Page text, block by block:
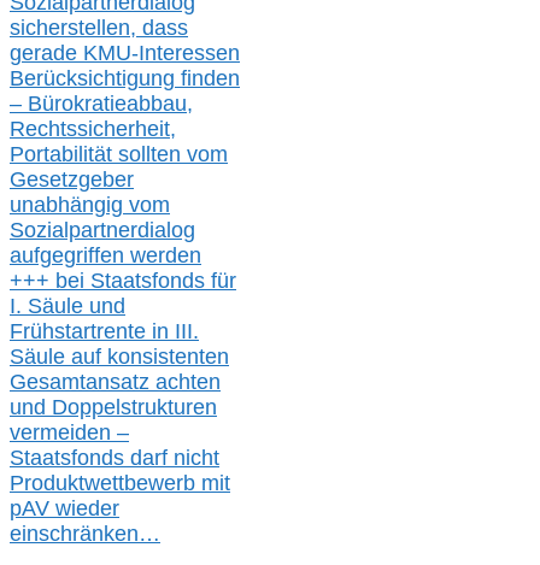
sicherstellen, dass
gerade KMU-Interessen
Berücksichtigung finden
– Bürokratieabbau,
Rechtssicherheit,
Portabilität sollten vom
Gesetzgeber
unabhängig vom
Sozialpartnerdialog
aufgegriffen werden
+++ bei Staatsfonds für
I. Säule und
Frühstartrente in III.
Säule auf konsistenten
Gesamtansatz achten
und Doppelstrukturen
vermeiden –
Staatsfonds darf nicht
Produktwettbewerb mit
pAV wieder
einschränken…